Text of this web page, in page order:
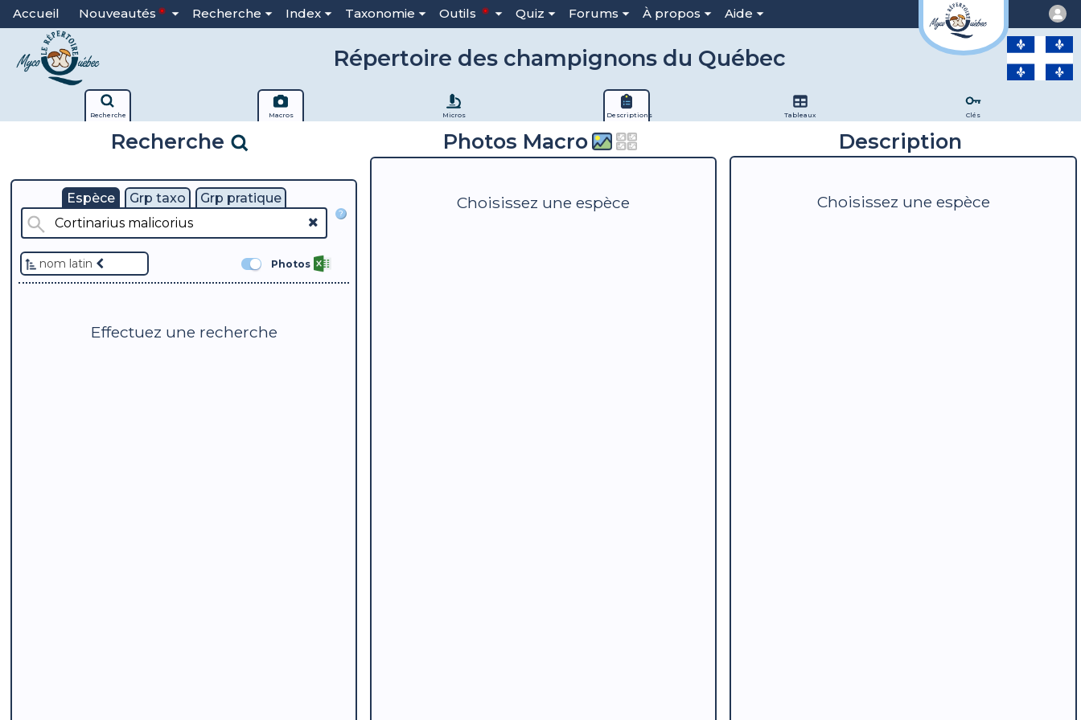
Accueil Nouveautés Recherche Index Taxonomie Outils Quiz Forums À propos Aide
Répertoire des champignons du Québec
Recherche Macros Micros Descriptions Tableaux Clés
Recherche
Espèce Grp taxo Grp pratique
?
nom latin Photos
Effectuez une recherche
Photos Macro
Choisissez une espèce
Description
Choisissez une espèce